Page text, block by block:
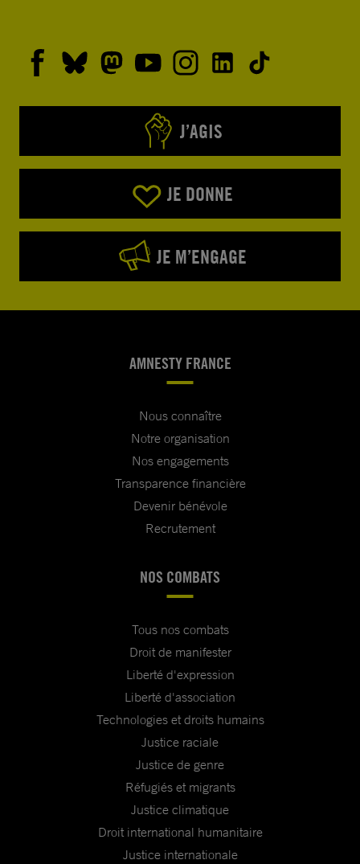
J’AGIS
JE DONNE
JE M’ENGAGE
AMNESTY FRANCE
Nous connaître
Notre organisation
Nos engagements
Transparence financière
Devenir bénévole
Recrutement
NOS COMBATS
Tous nos combats
Droit de manifester
Liberté d'expression
Liberté d'association
Technologies et droits humains
Justice raciale
Justice de genre
Réfugiés et migrants
Justice climatique
Droit international humanitaire
Justice internationale